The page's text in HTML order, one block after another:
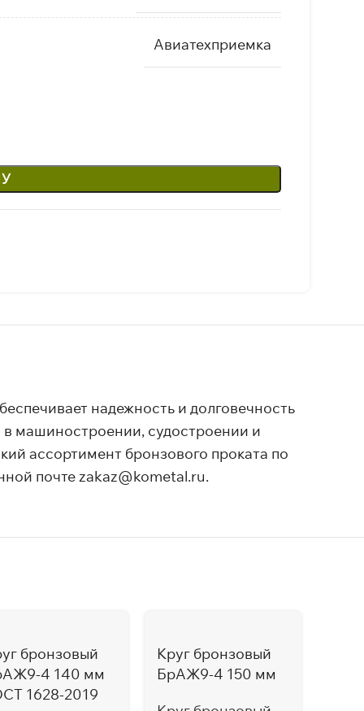
Авиатехприемка
надежность и долговечность
в машиностроении, судостроении и
ассортимент бронзового проката по
почте zakaz@kometal.ru.
бронзовый
4 140 мм
1628-2019
Круг бронзовый
БрАЖ9-4 150 мм